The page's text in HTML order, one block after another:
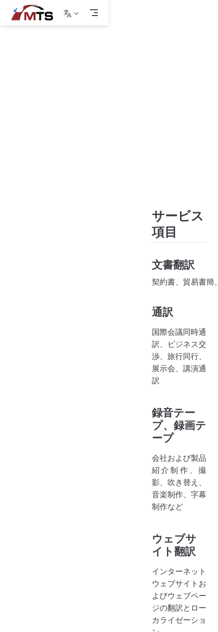
メ
イ
サービス
項目
文書翻訳
通訳
国際会議同時通
訳、ビジネス交
渉、旅行同行、
展示会、講演通
訳
録音テー
プ、録画テ
ープ
会社および製品
紹介制作、撮
影、吹き替え、
音楽制作、字幕
制作など
ウェブサ
イト翻訳
インターネット
ウェブサイトお
よびウェブペー
ジの翻訳とロー
カライゼーショ